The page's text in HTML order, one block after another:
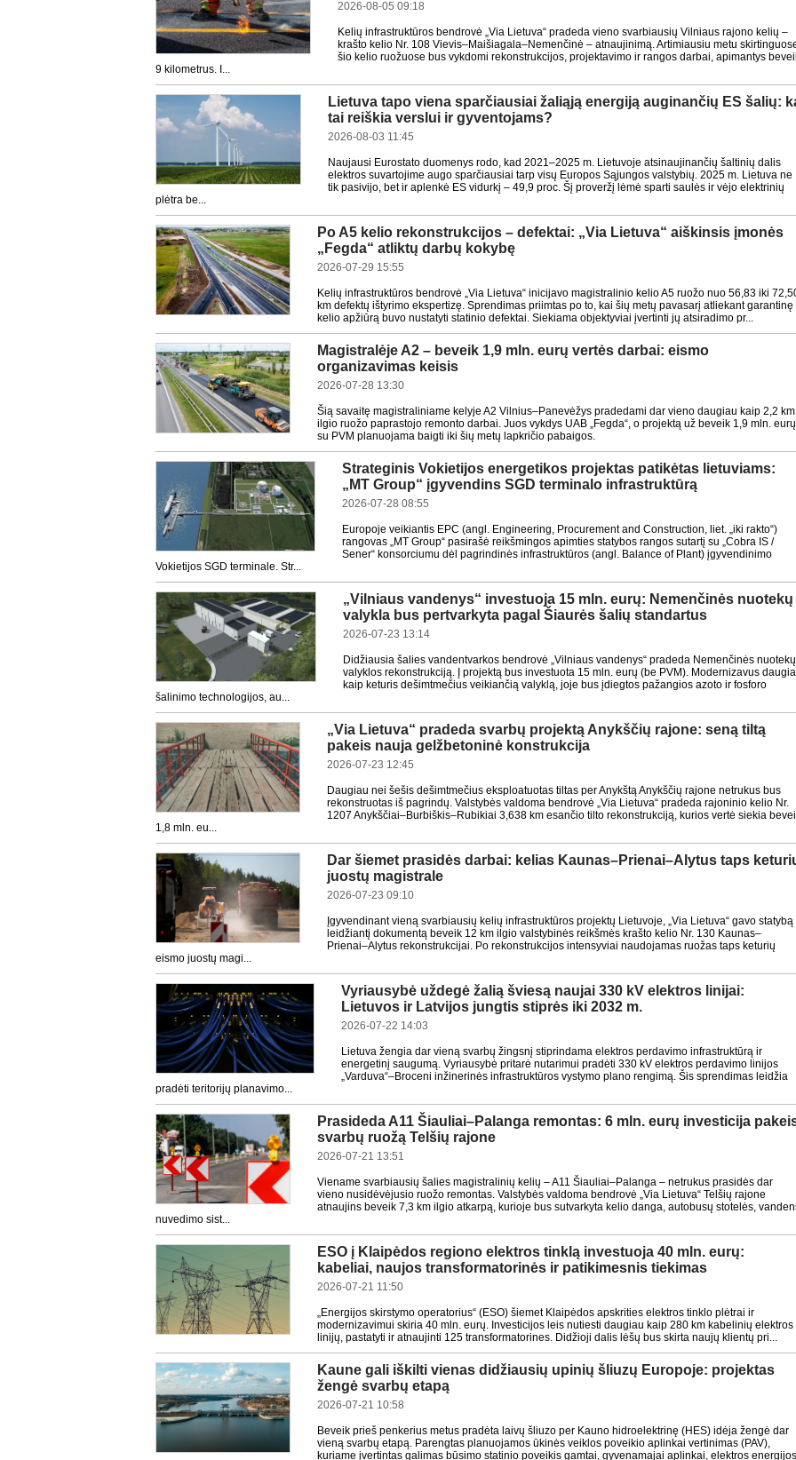
2026-08-05 09:18
Kelių infrastruktūros bendrovė „Via Lietuva“ pradeda vieno svarbiausių Vilniaus rajono kelių –
krašto kelio Nr. 108 Vievis–Maišiagala–Nemenčinė – atnaujinimą. Artimiausiu metu
šio kelio ruožuose bus vykdomi rekonstrukcijos, projektavimo ir rangos darbai, apimantys
9 kilometrus. I...
Lietuva tapo viena sparčiausiai žaliąją energiją auginančių ES šalių:
tai reiškia verslui ir gyventojams?
2026-08-03 11:45
Naujausi Eurostato duomenys rodo, kad 2021–2025 m. Lietuvoje atsinaujinančių šaltinių dalis
elektros suvartojime augo sparčiausiai tarp visų Europos Sąjungos valstybių. 2025 m. Lietuva ne
tik pasivijo, bet ir aplenkė ES vidurkį – 49,9 proc. Šį proveržį lėmė sparti saulės ir vėjo elektrinių
plėtra be...
Po A5 kelio rekonstrukcijos – defektai: „Via Lietuva“ aiškinsis įmonės
„Fegda“ atliktų darbų kokybę
2026-07-29 15:55
Kelių infrastruktūros bendrovė „Via Lietuva“ inicijavo magistralinio kelio A5 ruožo nuo 56,83 iki
km defektų ištyrimo ekspertizę. Sprendimas priimtas po to, kai šių metų pavasarį atliekant garantinę
kelio apžiūrą buvo nustatyti statinio defektai. Siekiama objektyviai įvertinti jų atsiradimo pr...
Magistralėje A2 – beveik 1,9 mln. eurų vertės darbai: eismo
organizavimas keisis
2026-07-28 13:30
Šią savaitę magistraliniame kelyje A2 Vilnius–Panevėžys pradedami dar vieno daugiau kaip 2,2 km
ilgio ruožo paprastojo remonto darbai. Juos vykdys UAB „Fegda“, o projektą už beveik 1,9 mln. eurų
su PVM planuojama baigti iki šių metų lapkričio pabaigos.
Strateginis Vokietijos energetikos projektas patikėtas lietuviams:
„MT Group“ įgyvendins SGD terminalo infrastruktūrą
2026-07-28 08:55
Europoje veikiantis EPC (angl. Engineering, Procurement and Construction, liet. „iki rakto“)
rangovas „MT Group“ pasirašė reikšmingos apimties statybos rangos sutartį su „Cobra IS /
Sener“ konsorciumu dėl pagrindinės infrastruktūros (angl. Balance of Plant) įgyvendinimo
Vokietijos SGD terminale. Str...
„Vilniaus vandenys“ investuoja 15 mln. eurų: Nemenčinės nuotekų
valykla bus pertvarkyta pagal Šiaurės šalių standartus
2026-07-23 13:14
Didžiausia šalies vandentvarkos bendrovė „Vilniaus vandenys“ pradeda Nemenčinės nuotekų
valyklos rekonstrukciją. Į projektą bus investuota 15 mln. eurų (be PVM). Modernizavus
kaip keturis dešimtmečius veikiančią valyklą, joje bus įdiegtos pažangios azoto ir fosforo
šalinimo technologijos, au...
„Via Lietuva“ pradeda svarbų projektą Anykščių rajone: seną tiltą
pakeis nauja gelžbetoninė konstrukcija
2026-07-23 12:45
Daugiau nei šešis dešimtmečius eksploatuotas tiltas per Anykštą Anykščių rajone netrukus bus
rekonstruotas iš pagrindų. Valstybės valdoma bendrovė „Via Lietuva“ pradeda rajoninio kelio Nr.
1207 Anykščiai–Burbiškis–Rubikiai 3,638 km esančio tilto rekonstrukciją, kurios vertė siekia
1,8 mln. eu...
Dar šiemet prasidės darbai: kelias Kaunas–Prienai–Alytus taps
juostų magistrale
2026-07-23 09:10
Įgyvendinant vieną svarbiausių kelių infrastruktūros projektų Lietuvoje, „Via Lietuva“ gavo statybą
leidžiantį dokumentą beveik 12 km ilgio valstybinės reikšmės krašto kelio Nr. 130 Kaunas–
Prienai–Alytus rekonstrukcijai. Po rekonstrukcijos intensyviai naudojamas ruožas taps keturių
eismo juostų magi...
Vyriausybė uždegė žalią šviesą naujai 330 kV elektros linijai:
Lietuvos ir Latvijos jungtis stiprės iki 2032 m.
2026-07-22 14:03
Lietuva žengia dar vieną svarbų žingsnį stiprindama elektros perdavimo infrastruktūrą ir
energetinį saugumą. Vyriausybė pritarė nutarimui pradėti 330 kV elektros perdavimo linijos
„Varduva“–Broceni inžinerinės infrastruktūros vystymo plano rengimą. Šis sprendimas leidžia
pradėti teritorijų planavimo...
Prasideda A11 Šiauliai–Palanga remontas: 6 mln. eurų investicija
svarbų ruožą Telšių rajone
2026-07-21 13:51
Viename svarbiausių šalies magistralinių kelių – A11 Šiauliai–Palanga – netrukus prasidės dar
vieno nusidėvėjusio ruožo remontas. Valstybės valdoma bendrovė „Via Lietuva“ Telšių rajone
atnaujins beveik 7,3 km ilgio atkarpą, kurioje bus sutvarkyta kelio danga, autobusų stotelės,
nuvedimo sist...
ESO į Klaipėdos regiono elektros tinklą investuoja 40 mln. eurų:
kabeliai, naujos transformatorinės ir patikimesnis tiekimas
2026-07-21 11:50
„Energijos skirstymo operatorius“ (ESO) šiemet Klaipėdos apskrities elektros tinklo plėtrai ir
modernizavimui skiria 40 mln. eurų. Investicijos leis nutiesti daugiau kaip 280 km kabelinių elektros
linijų, pastatyti ir atnaujinti 125 transformatorines. Didžioji dalis lėšų bus skirta naujų klientų pri...
Kaune gali iškilti vienas didžiausių upinių šliuzų Europoje: projektas
žengė svarbų etapą
2026-07-21 10:58
Beveik prieš penkerius metus pradėta laivų šliuzo per Kauno hidroelektrinę (HES) idėja žengė dar
vieną svarbų etapą. Parengtas planuojamos ūkinės veiklos poveikio aplinkai vertinimas (PAV),
kuriame įvertintas galimas būsimo statinio poveikis gamtai, gyvenamajai aplinkai, elektros energijos